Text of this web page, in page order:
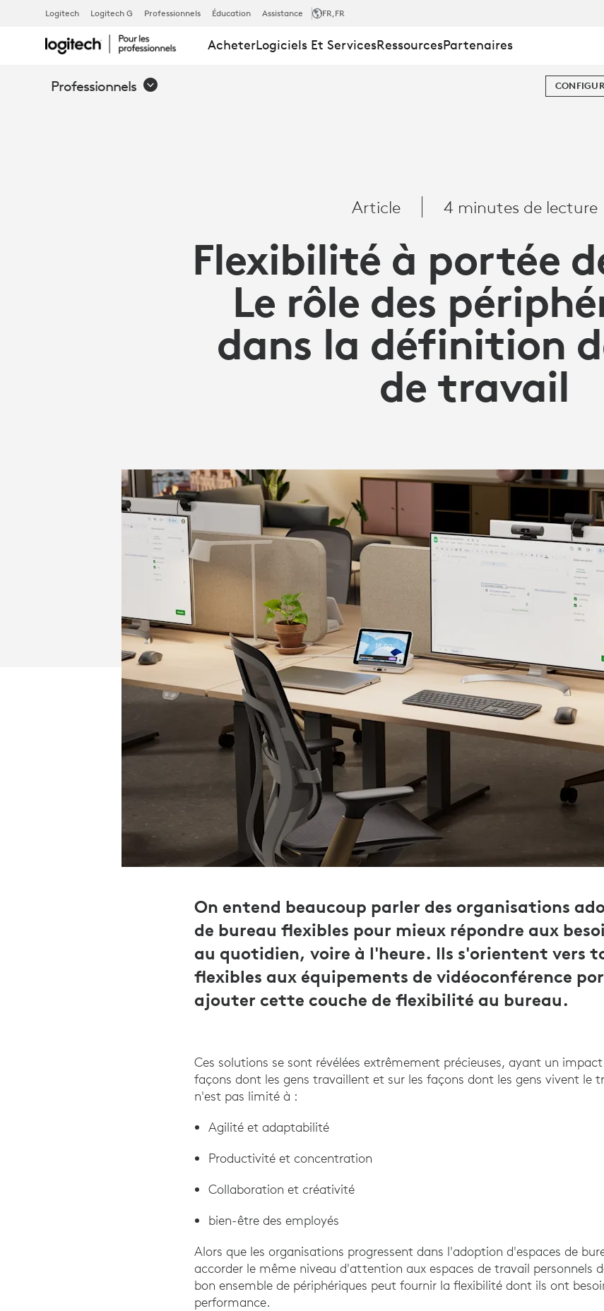
COMMENT
LES
FLEXIBILITÉ
TRAVAIL
Logitech Logitech G Professionnels Éducation Assistance FR,FR
AcheterLogiciels Et ServicesRessourcesPartenaires
Professionnels
Article 4 minutes de lecture
Flexibilité à portée
Le rôle des
dans la définition
de travail
On entend beaucoup parler des organisations
de bureau flexibles pour mieux répondre aux
au quotidien, voire à l'heure. Ils s'orientent vers
flexibles aux équipements de vidéoconférence
ajouter cette couche de flexibilité au bureau.
Ces solutions se sont révélées extrêmement précieuses, ayant un
façons dont les gens travaillent et sur les façons dont les gens vivent le
n'est pas limité à :
Agilité et adaptabilité
Productivité et concentration
Collaboration et créativité
bien-être des employés
Alors que les organisations progressent dans l'adoption d'espaces de
accorder le même niveau d'attention aux espaces de travail personnels
bon ensemble de périphériques peut fournir la flexibilité dont ils ont
performance.